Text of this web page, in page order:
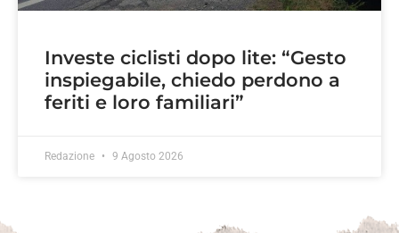
Investe ciclisti dopo lite: “Gesto
inspiegabile, chiedo perdono a
feriti e loro familiari”
Redazione 9 Agosto 2026